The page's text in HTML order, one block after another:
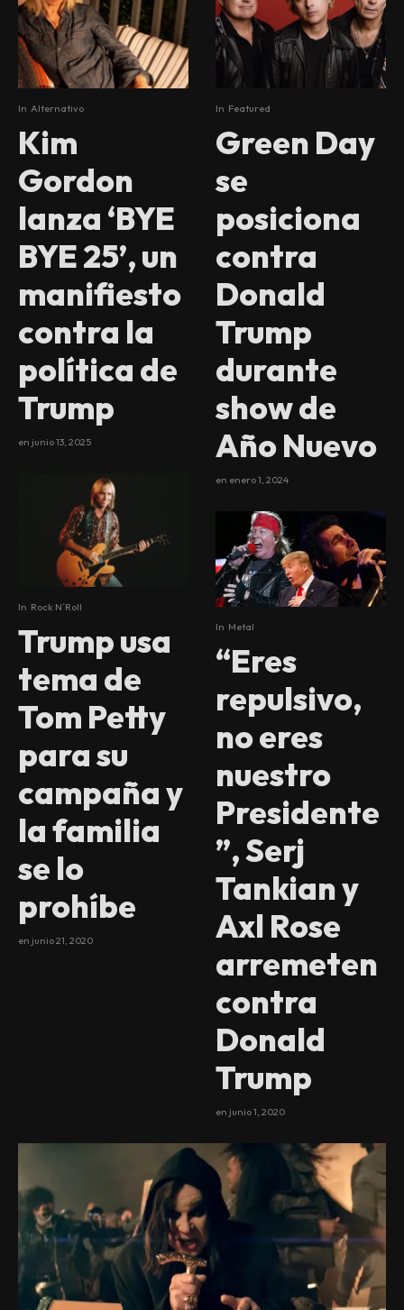
In Alternativo
Kim
Gordon
lanza ‘BYE
BYE 25’, un
manifiesto
contra la
política de
Trump
en junio 13, 2025
In Rock N´Roll
Trump usa
tema de
Tom Petty
para su
campaña y
la familia
se lo
prohíbe
en junio 21, 2020
In Featured
Green Day
se
posiciona
contra
Donald
Trump
durante
show de
Año Nuevo
en enero 1, 2024
In Metal
“Eres
repulsivo,
no eres
nuestro
Presidente
”, Serj
Tankian y
Axl Rose
arremeten
contra
Donald
Trump
en junio 1, 2020